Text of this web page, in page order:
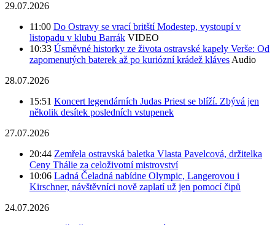
29.07.2026
11:00 Do Ostravy se vrací britští Modestep, vystoupí v
listopadu v klubu Barrák VIDEO
10:33 Úsměvné historky ze života ostravské kapely Verše: Od
zapomenutých baterek až po kuriózní krádež kláves Audio
28.07.2026
15:51 Koncert legendárních Judas Priest se blíží. Zbývá jen
několik desítek posledních vstupenek
27.07.2026
20:44 Zemřela ostravská baletka Vlasta Pavelcová, držitelka
Ceny Thálie za celoživotní mistrovství
10:06 Ladná Čeladná nabídne Olympic, Langerovou i
Kirschner, návštěvníci nově zaplatí už jen pomocí čipů
24.07.2026